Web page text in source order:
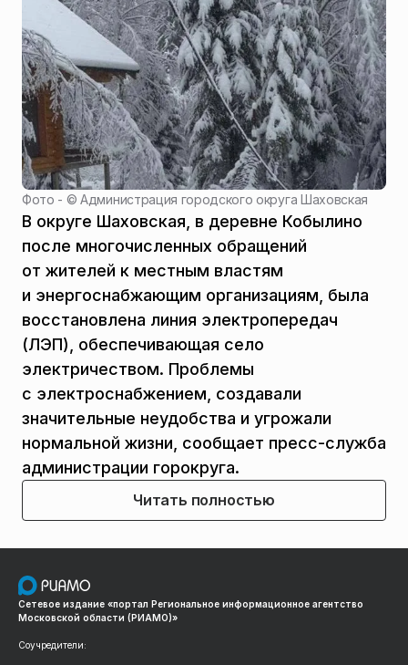
Фото - ©Администрация городского округа Шаховская
В округе Шаховская, в деревне Кобылино
после многочисленных обращений
от жителей к местным властям
и энергоснабжающим организациям, была
восстановлена линия электропередач
(ЛЭП), обеспечивающая село
электричеством. Проблемы
с электроснабжением, создавали
значительные неудобства и угрожали
нормальной жизни, сообщает пресс-служба
администрации горокруга.
Читать полностью
Сетевое издание «портал Региональное информационное агентство
Московской области (РИАМО)»
Соучредители: